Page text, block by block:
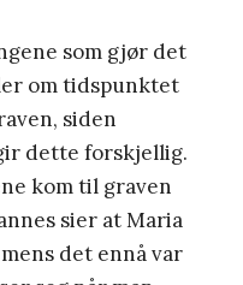
som gjør det
om tidspunktet
siden
dette forskjellig.
kom til graven
sier at Maria
det ennå var